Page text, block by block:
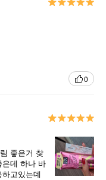
0
좋은거 찾
데 하나 바
고있는데